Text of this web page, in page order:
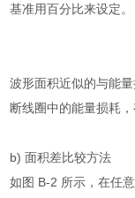
基准用百分比来设定。
波形面积近似的与能
断线圈中的能量损耗
b)面积差比较方法
如图 B-2 所示，在任意